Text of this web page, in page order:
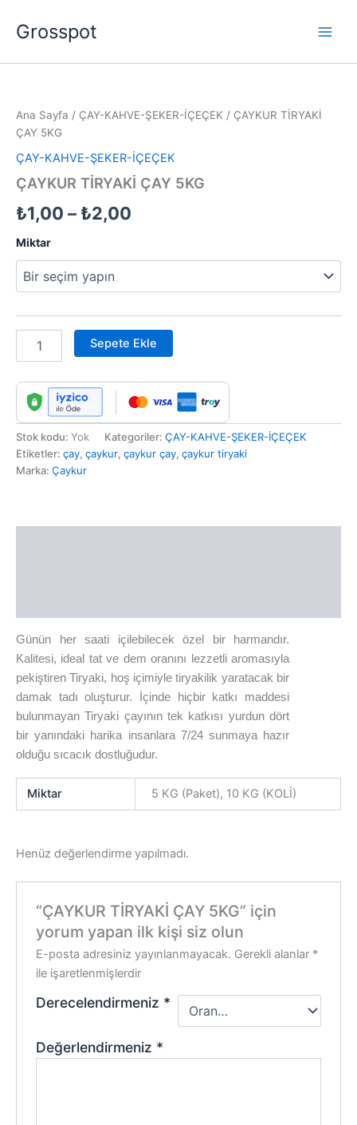
atlaGrosspot
Ana Sayfa / ÇAY-KAHVE-ŞEKER-İÇEÇEK / ÇAYKUR TİRYAKİ
ÇAY 5KG
ÇAY-KAHVE-ŞEKER-İÇEÇEK
ÇAYKUR TİRYAKİ ÇAY 5KG
₺1,00 – ₺2,00
aralığı:
-
₺2,00
Miktar
5KG
adet
Sepete Ekle
Stok kodu: Yok Kategoriler: ÇAY-KAHVE-ŞEKER-İÇEÇEK
Etiketler: çay, çaykur, çaykur çay, çaykur tiryaki
Marka: Çaykur
Günün her saati içilebilecek özel bir harmandır.
Kalitesi, ideal tat ve dem oranını lezzetli aromasıyla
pekiştiren Tiryaki, hoş içimiyle tiryakilik yaratacak bir
damak tadı oluşturur. İçinde hiçbir katkı maddesi
bulunmayan Tiryaki çayının tek katkısı yurdun dört
bir yanındaki harika insanlara 7/24 sunmaya hazır
olduğu sıcacık dostluğudur.
Miktar 5 KG (Paket), 10 KG (KOLİ)
Henüz değerlendirme yapılmadı.
“ÇAYKUR TİRYAKİ ÇAY 5KG” için
yorum yapan ilk kişi siz olun
E-posta adresiniz yayınlanmayacak. Gerekli alanlar *
ile işaretlenmişlerdir
Derecelendirmeniz *
Değerlendirmeniz *